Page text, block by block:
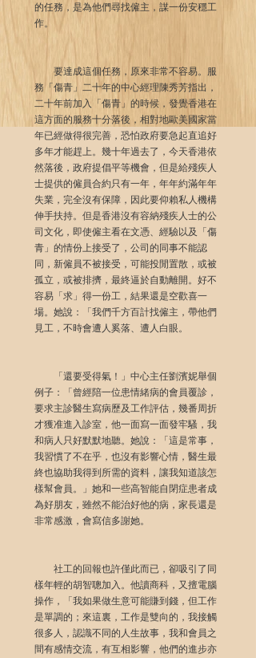
的任務，是為他們尋找僱主，謀一份安穩工
作。
要達成這個任務，原來非常不容易。服
務「傷青」二十年的中心經理陳秀芳指出，
二十年前加入「傷青」的時候，發覺香港在
這方面的服務十分落後，相對地歐美國家當
年已經做得很完善，恐怕政府要急起直追好
多年才能趕上。幾十年過去了，今天香港依
然落後，政府提倡平等機會，但是給殘疾人
士提供的僱員合約只有一年，年年約滿年年
失業，完全沒有保障，因此要仰賴私人機構
伸手扶持。但是香港沒有容納殘疾人士的公
司文化，即使僱主看在文憑、經驗以及「傷
青」的情份上接受了，公司的同事不能認
同，新僱員不被接受，可能投閒置散，或被
孤立，或被排擠，最終逼於自動離開。好不
容易「求」得一份工，結果還是空歡喜一
場。她說：「我們千方百計找僱主，帶他們
見工，不時會遭人奚落、遭人白眼。
「還要受得氣！」中心主任劉濱妮舉個
例子：「曾經陪一位患情緒病的會員覆診，
要求主診醫生寫病歷及工作評估，幾番周折
才獲准進入診室，他一面寫一面發牢騷，我
和病人只好默默地聽。她說：「這是常事，
我習慣了不在乎，也沒有影響心情，醫生最
終也協助我得到所需的資料，讓我知道該怎
樣幫會員。」她和一些高智能自閉症患者成
為好朋友，雖然不能治好他的病，家長還是
非常感激，會寫信多謝她。
社工的回報也許僅此而已，卻吸引了同
樣年輕的胡智聰加入。他讀商科，又擅電腦
操作，「我如果做生意可能賺到錢，但工作
是單調的；來這裏，工作是雙向的，我接觸
很多人，認識不同的人生故事，我和會員之
間有感情交流，有互相影響，他們的進步亦